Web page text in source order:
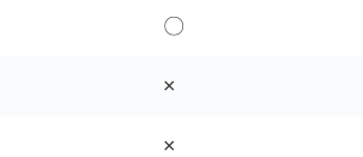
〇
×
×